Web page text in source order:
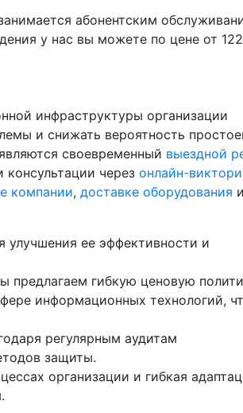
абонентским
у нас вы можете по цене от
инфраструктуры организации
и снижать вероятность
своевременный выездной
консультации через онлайн-
компании, доставке оборудования и
ее эффективности и
предлагаем гибкую ценовую
информационных технологий,
регулярным аудитам
защиты.
организации и гибкая